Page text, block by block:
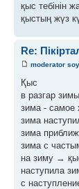
қыс тебінін
қыстың жүз
Re:
moderator
Қыс
в разгар
зима - самое
зима
зима
зима с
на зиму →
наступила
с